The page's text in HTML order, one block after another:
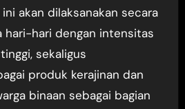
akan dilaksanakan secara
hari-hari dengan intensitas
sekaligus
produk kerajinan dan
binaan sebagai bagian